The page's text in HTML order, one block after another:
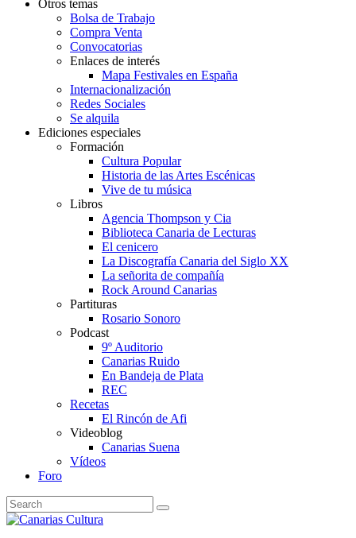
Otros temas
Bolsa de Trabajo
Compra Venta
Convocatorias
Enlaces de interés
Mapa Festivales en España
Internacionalización
Redes Sociales
Se alquila
Ediciones especiales
Formación
Cultura Popular
Historia de las Artes Escénicas
Vive de tu música
Libros
Agencia Thompson y Cia
Biblioteca Canaria de Lecturas
El cenicero
La Discografía Canaria del Siglo XX
La señorita de compañía
Rock Around Canarias
Partituras
Rosario Sonoro
Podcast
9º Auditorio
Canarias Ruido
En Bandeja de Plata
REC
Recetas
El Rincón de Afi
Videoblog
Canarias Suena
Vídeos
Foro